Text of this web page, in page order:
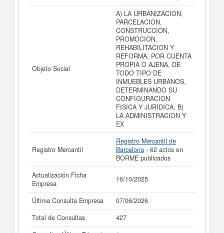
La última actualización del informe de empresa se ha
realizado el 16/10/2025.
Objeto Social
A) LA URBANIZACION,
PARCELACION,
CONSTRUCCION,
PROMOCION,
REHABILITACION Y
REFORMA, POR CUENTA
PROPIA O AJENA, DE
TODO TIPO DE
INMUEBLES URBANOS,
DETERMINANDO SU
CONFIGURACION
FISICA Y JURIDICA. B)
LA ADMINISTRACION Y
EX
Registro Mercantil
Registro Mercantil de
Barcelona - 62 actos en
BORME publicados
Actualización Ficha
Empresa
16/10/2025
Última Consulta Empresa
07/06/2026
Total de Consultas
427